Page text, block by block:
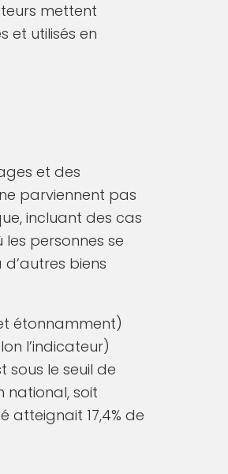
mettent
et utilisés en
et des
parviennent pas
incluant des cas
personnes se
biens
étonnamment)
l’indicateur)
sous le seuil de
national, soit
atteignait 17,4% de